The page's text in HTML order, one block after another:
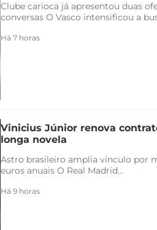
Clube carioca já apresentou duas
conversas O Vasco intensificou a
Há 7 horas
Vinicius Júnior renova
longa novela
Astro brasileiro amplia vínculo por
euros anuais O Real Madrid...
Há 9 horas